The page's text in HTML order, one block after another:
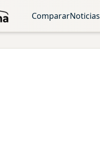
CompararNoticias